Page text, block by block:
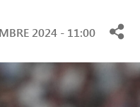
2024 - 11:00